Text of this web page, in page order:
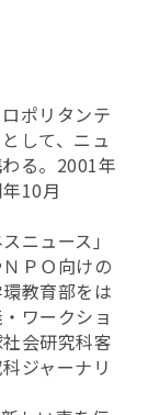
ポリタンテ
して、ニュ
る。2001年
10月
ニュース」
ＰＯ向けの
教育部をは
ワークショ
会研究科客
ジャーナリ